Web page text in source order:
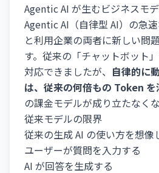
Agentic AI が生むビジネスモ
Agentic AI（自律型 AI）の急
と利用企業の両者に新しい問
す。従来の「チャットボット
対応できましたが、 自律的に
は、従来の何倍もの Token を
の課金モデルが成り立たなく
従来モデルの限界
従来の生成 AI の使い方を想像
ユーザーが質問を入力する
AI が回答を生成する